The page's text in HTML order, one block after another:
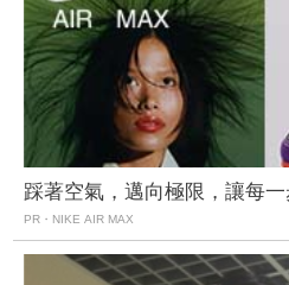
踩著空氣，邁向極限，讓每
PR・NIKE AIR MAX